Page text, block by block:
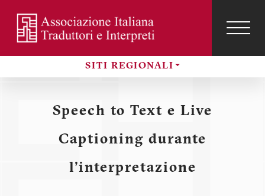
contenuto
principale
SITI REGIONALI
Menu
profilo
utente
Speech to Text e Live
Captioning durante
l'interpretazione